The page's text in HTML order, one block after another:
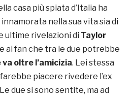
casa più spiata d’Italia ha
nella sua vita sia di
ultime rivelazioni di Taylor
ai fan che tra le due potrebbe
oltre l’amicizia. Lei stessa
piacere rivedere l’ex
due si sono sentite, ma ad